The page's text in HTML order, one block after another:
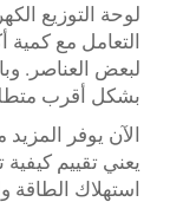
التعامل مع كمية
لبعض العناصر.
بشكل أقرب
الآن يوفر
يعني تقييم كيفية
استهلاك الطاقة